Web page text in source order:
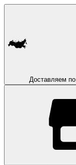
Доставляем